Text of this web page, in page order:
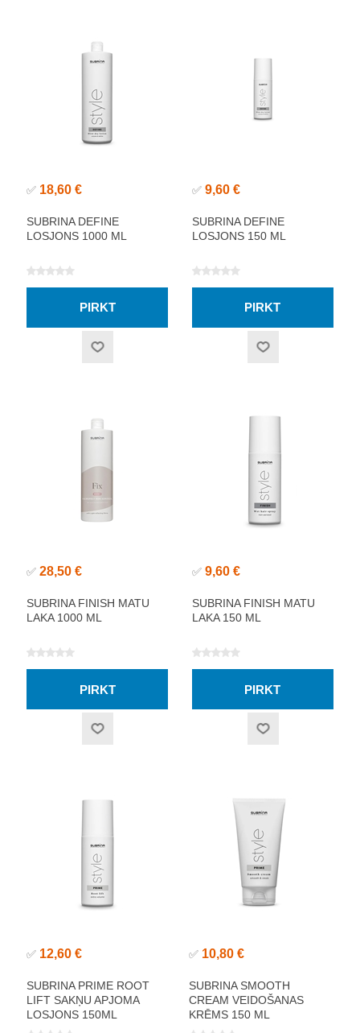
✅ 18,60 €
SUBRINA DEFINE
LOSJONS 1000 ML
✅ 9,60 €
SUBRINA DEFINE
LOSJONS 150 ML
✅ 28,50 €
SUBRINA FINISH MATU
LAKA 1000 ML
✅ 9,60 €
SUBRINA FINISH MATU
LAKA 150 ML
✅ 12,60 €
SUBRINA PRIME ROOT
LIFT SAKŅU APJOMA
LOSJONS 150ML
✅ 10,80 €
SUBRINA SMOOTH
CREAM VEIDOŠANAS
KRĒMS 150 ML